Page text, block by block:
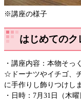
※講座の様子
はじめてのク
・講座内容：本物そっ
☆ドーナツやイチゴ、
に手作りし飾りつけし
・日時：7月31日（木